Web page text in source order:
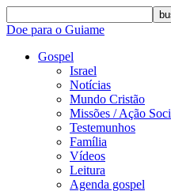
Doe para o Guiame
Gospel
Israel
Notícias
Mundo Cristão
Missões / Ação
Testemunhos
Família
Vídeos
Leitura
Agenda gospel